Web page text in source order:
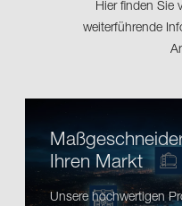
Hier finden Sie
weiterführende
Ihren Markt
Unsere hochwertigen